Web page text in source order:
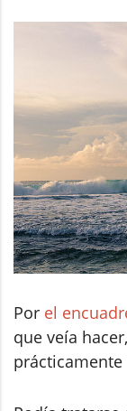
Por el
que veía
prácticamente